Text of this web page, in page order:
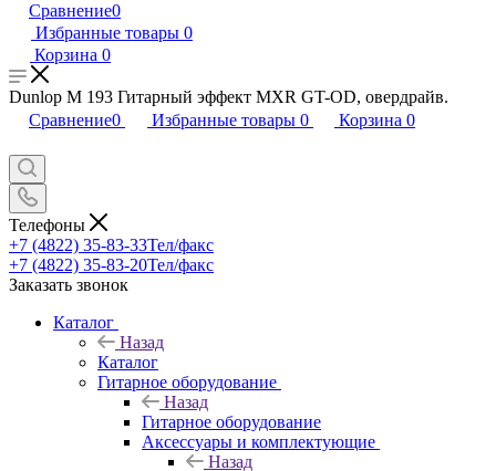
Сравнение0
Избранные товары 0
Корзина 0
Dunlop M 193 Гитарный эффект MXR GT-OD, овердрайв.
Сравнение0 Избранные товары 0 Корзина 0
Телефоны
+7 (4822) 35-83-33Тел/факс
+7 (4822) 35-83-20Тел/факс
Заказать звонок
Каталог
Назад
Каталог
Гитарное оборудование
Назад
Гитарное оборудование
Аксессуары и комплектующие
Назад